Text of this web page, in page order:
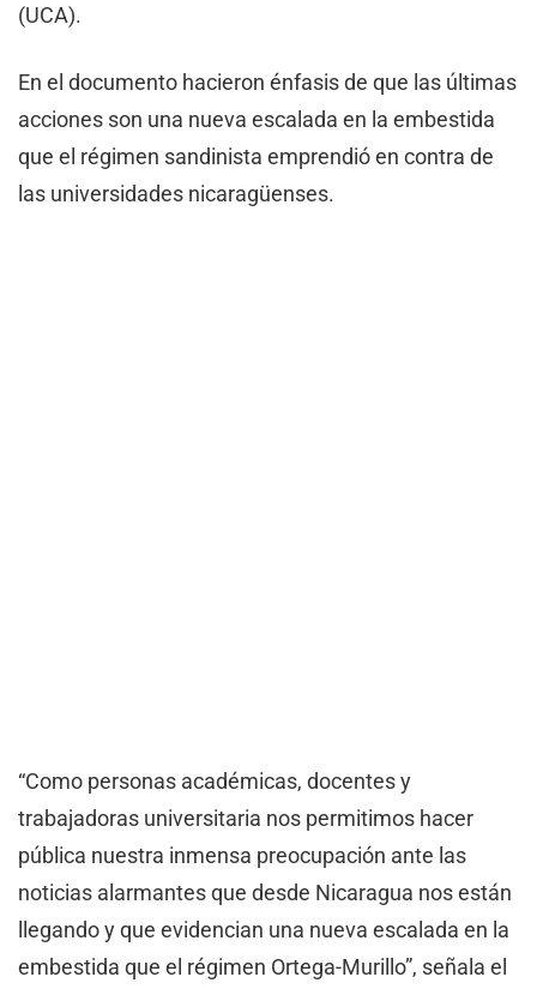
(UCA).
En el documento hacieron énfasis de que las últimas
acciones son una nueva escalada en la embestida
que el régimen sandinista emprendió en contra de
las universidades nicaragüenses.
“Como personas académicas, docentes y
trabajadoras universitaria nos permitimos hacer
pública nuestra inmensa preocupación ante las
noticias alarmantes que desde Nicaragua nos están
llegando y que evidencian una nueva escalada en la
embestida que el régimen Ortega-Murillo”, señala el